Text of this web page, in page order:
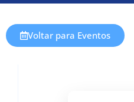
Voltar para Eventos